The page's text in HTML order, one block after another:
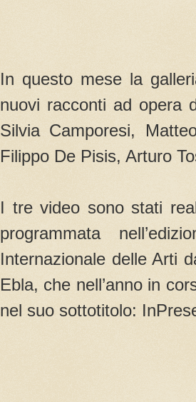
In questo mese la
nuovi racconti ad opera
Silvia Camporesi,
Filippo De Pisis, Arturo
I tre video sono stati
programmata
Internazionale delle Arti
Ebla, che nell’anno in
nel suo sottotitolo: